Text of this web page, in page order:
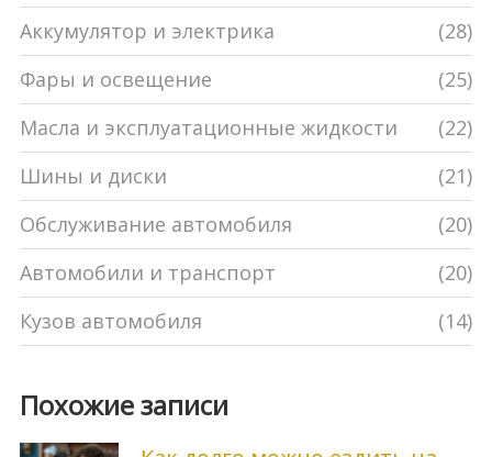
Аккумулятор и электрика
(28)
Фары и освещение
(25)
Масла и эксплуатационные жидкости
(22)
Шины и диски
(21)
Обслуживание автомобиля
(20)
Автомобили и транспорт
(20)
Кузов автомобиля
(14)
Похожие записи